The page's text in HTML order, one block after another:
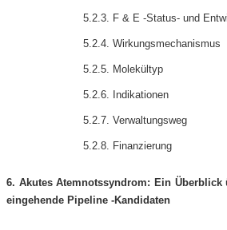
5.2.3. F & E -Status- und
5.2.4. Wirkungsmechanismus
5.2.5. Molekültyp
5.2.6. Indikationen
5.2.7. Verwaltungsweg
5.2.8. Finanzierung
6. Akutes Atemnotssyndrom: Ein
eingehende Pipeline -Kandidaten